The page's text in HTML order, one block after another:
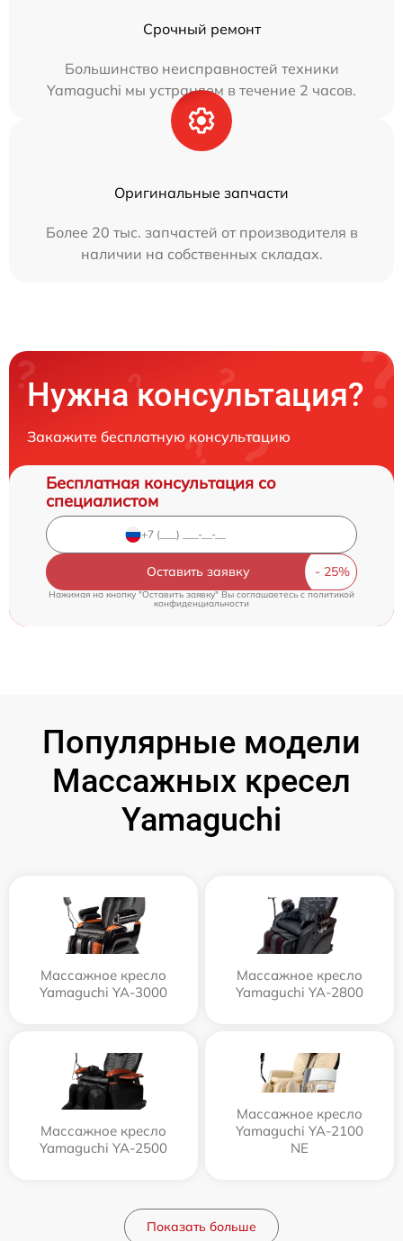
Срочный ремонт
Большинство неисправностей техники
Yamaguchi мы устраняем в течение 2 часов.
Оригинальные запчасти
Более 20 тыс. запчастей от производителя в
наличии на собственных складах.
Нужна консультация?
Закажите бесплатную консультацию
Бесплатная консультация со
специалистом
Оставить заявку
Нажимая на кнопку "Оставить заявку" Вы соглашаетесь cполитикой
конфиденциальности
Популярные модели
Массажных кресел
Yamaguchi
Массажное кресло
Yamaguchi YA-3000
Массажное кресло
Yamaguchi YA-2800
Массажное кресло
Yamaguchi YA-2500
Массажное кресло
Yamaguchi YA-2100
NE
Показать больше